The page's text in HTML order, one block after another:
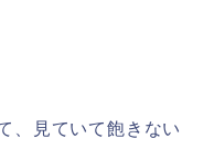
、見ていて飽きない